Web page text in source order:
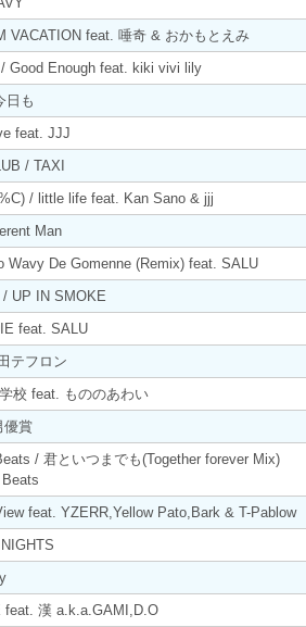
VACATION feat. 唾奇 & おかもとえみ
Good Enough feat. kiki vivi lily
日も
feat. JJJ
/ TAXI
/ little life feat. Kan Sano & jjj
Man
Wavy De Gomenne (Remix) feat. SALU
UP IN SMOKE
feat. SALU
テフロン
校 feat. もののあわい
優賞
/ 君といつまでも(Together forever Mix)
feat. YZERR,Yellow Pato,Bark & T-Pablow
feat. 漢 a.k.a.GAMI,D.O